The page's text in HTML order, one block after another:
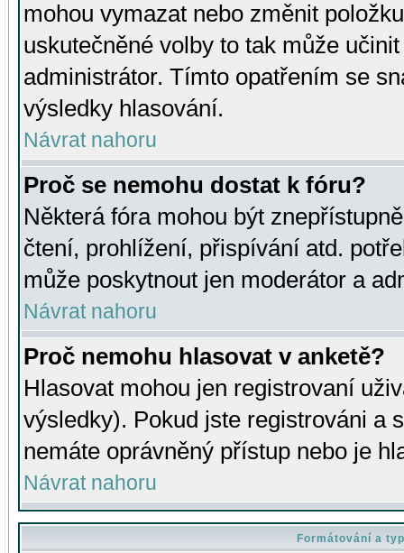
mohou vymazat nebo změnit
uskutečněné volby to tak může
administrátor. Tímto opatřením se
výsledky hlasování.
Návrat nahoru
Proč se nemohu dostat k fóru?
Některá fóra mohou být
čtení, prohlížení, přispívání atd.
může poskytnout jen moderátor a
Návrat nahoru
Proč nemohu hlasovat v anketě?
Hlasovat mohou jen registrovaní
výsledky). Pokud jste registrováni a
nemáte oprávněný přístup nebo je
Návrat nahoru
Formátování a